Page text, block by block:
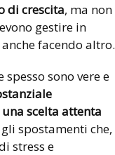
di crescita, ma non
gestire in
facendo altro.
sono vere e
una scelta attenta
spostamenti che,
stress e